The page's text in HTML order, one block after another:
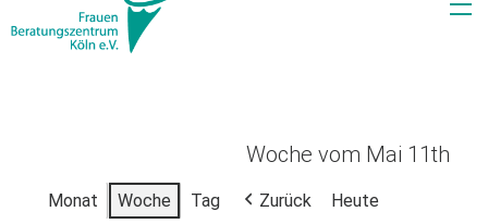
Woche vom Mai 11th
Monat Woche Tag Zurück Heute